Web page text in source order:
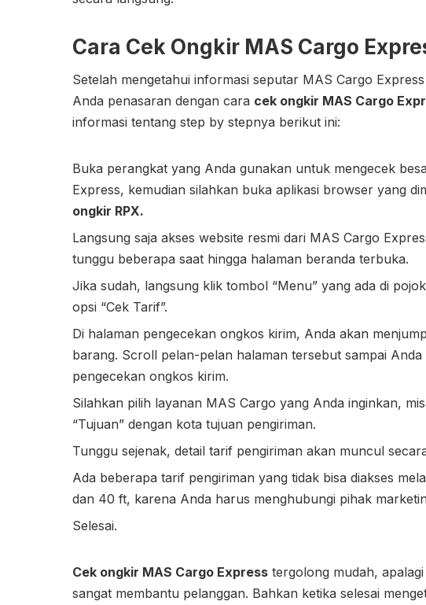
Cara Cek Ongkir MAS Cargo
Setelah mengetahui informasi seputar MAS Cargo
Anda penasaran dengan cara cek ongkir MAS Cargo
informasi tentang step by stepnya berikut ini:
Buka perangkat yang Anda gunakan untuk mengecek
Express, kemudian silahkan buka aplikasi browser yang
ongkir RPX.
Langsung saja akses website resmi dari MAS Cargo
tunggu beberapa saat hingga halaman beranda terbuka.
Jika sudah, langsung klik tombol “Menu” yang ada di
opsi “Cek Tarif”.
Di halaman pengecekan ongkos kirim, Anda akan
barang. Scroll pelan-pelan halaman tersebut sampai
pengecekan ongkos kirim.
Silahkan pilih layanan MAS Cargo yang Anda inginkan,
“Tujuan” dengan kota tujuan pengiriman.
Tunggu sejenak, detail tarif pengiriman akan muncul
Ada beberapa tarif pengiriman yang tidak bisa diakses
dan 40 ft, karena Anda harus menghubungi pihak
Selesai.
Cek ongkir MAS Cargo Express tergolong mudah,
sangat membantu pelanggan. Bahkan ketika selesai